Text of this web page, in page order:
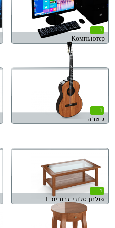
1
Компьютер
1
גיטרה
1
שולחן סלוני זכוכית L